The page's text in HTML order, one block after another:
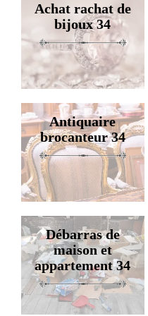
Achat rachat de
bijoux 34
Antiquaire
brocanteur 34
Débarras de
maison et
appartement 34